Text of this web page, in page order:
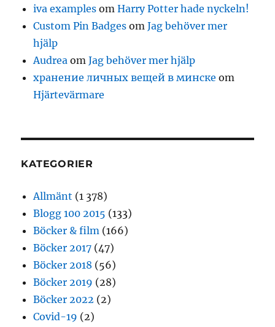
iva examples omHarry Potter hade nyckeln!
Custom Pin Badges omJag behöver mer
hjälp
Audrea omJag behöver mer hjälp
хранение личных вещей в минске om
Hjärtevärmare
KATEGORIER
Allmänt (1 378)
Blogg 100 2015 (133)
Böcker & film (166)
Böcker 2017 (47)
Böcker 2018 (56)
Böcker 2019 (28)
Böcker 2022 (2)
Covid-19 (2)